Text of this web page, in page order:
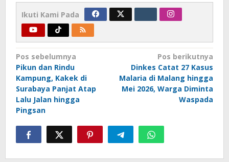
Ikuti Kami Pada
Navigasi
pos
Pos sebelumnya
Pikun dan Rindu
Kampung, Kakek di
Surabaya Panjat Atap
Lalu Jalan hingga
Pingsan
Pos berikutnya
Dinkes Catat 27 Kasus
Malaria di Malang hingga
Mei 2026, Warga Diminta
Waspada